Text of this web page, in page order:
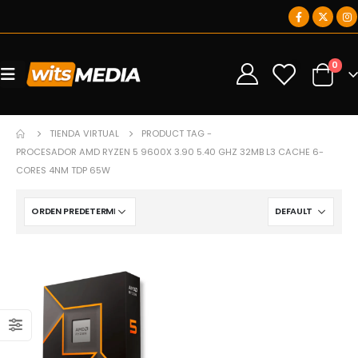
0 0
TIENDA VIRTUAL
PRODUCT TAG -
PROCESADOR AMD RYZEN 5 9600X 3.90 5.40 GHZ 32MB L3 CACHE 6-
CORES 4NM TDP 65W